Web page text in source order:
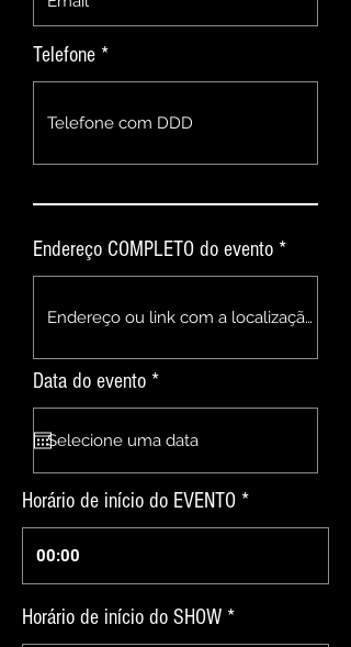
Telefone *
Endereço COMPLETO do evento *
Data do evento *
e
u
i
r
e
d
Horário de início do EVENTO *
00:00
Horário de início do SHOW *